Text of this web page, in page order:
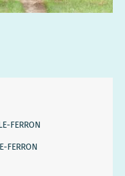
FERRON
FERRON